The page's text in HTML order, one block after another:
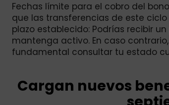
Fechas límite para el cobro del
que las transferencias de este
plazo establecido: Podrías recibir
mantenga activo. En caso
fundamental consultar tu estado
Cargan nuevos